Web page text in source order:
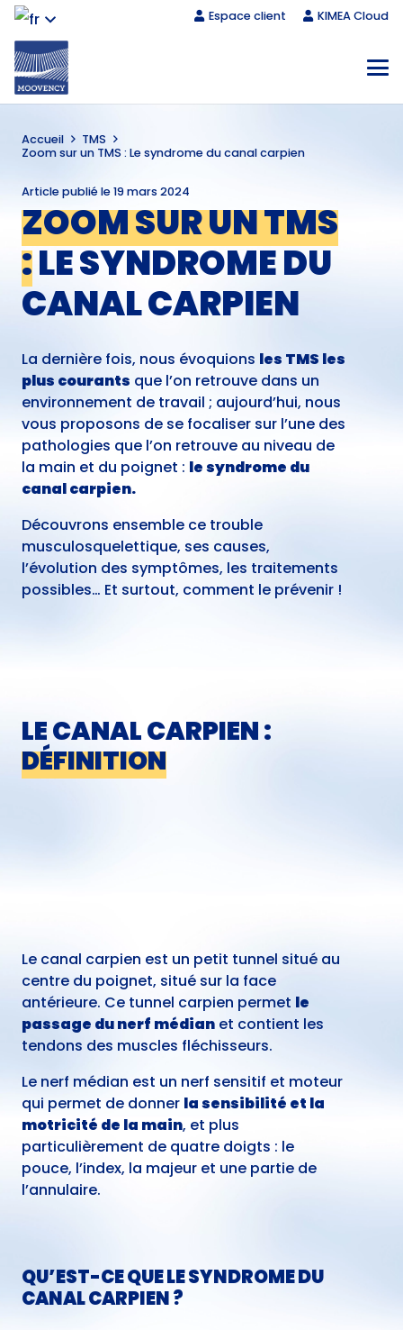
Espace client KIMEA Cloud
Accueil
TMS
Zoom sur un TMS : Le syndrome du canal carpien
Article publié le19 mars 2024
ZOOM SUR UN TMS
:LE SYNDROME DU
CANAL CARPIEN
La dernière fois, nous évoquions les TMS les
plus courants que l’on retrouve dans un
environnement de travail ; aujourd’hui, nous
vous proposons de se focaliser sur l’une des
pathologies que l’on retrouve au niveau de
la main et du poignet : le syndrome du
canal carpien.
Découvrons ensemble ce trouble
musculosquelettique, ses causes,
l’évolution des symptômes, les traitements
possibles… Et surtout, comment le prévenir !
LE CANAL CARPIEN :
DÉFINITION
Le canal carpien est un petit tunnel situé au
centre du poignet, situé sur la face
antérieure. Ce tunnel carpien permet le
passage du nerf médian et contient les
tendons des muscles fléchisseurs.
Le nerf médian est un nerf sensitif et moteur
qui permet de donner la sensibilité et la
motricité de la main, et plus
particulièrement de quatre doigts : le
pouce, l’index, la majeur et une partie de
l’annulaire.
QU’EST-CE QUE LE SYNDROME DU
CANAL CARPIEN ?